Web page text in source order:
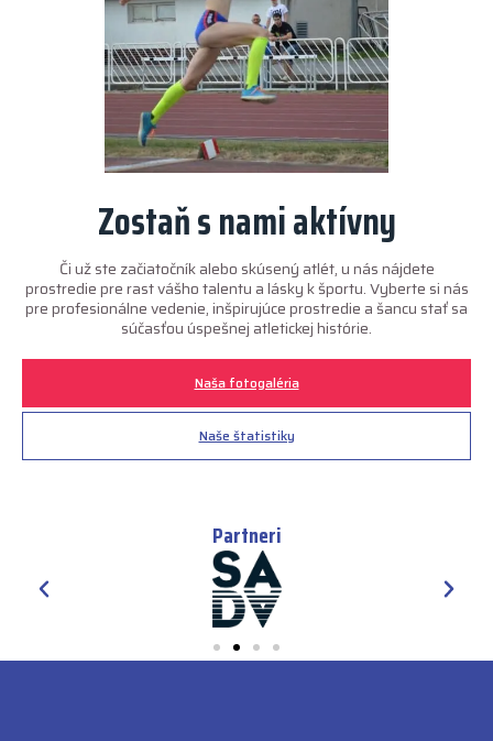
Zostaň s nami aktívny
Či už ste začiatočník alebo skúsený atlét, u nás nájdete
prostredie pre rast vášho talentu a lásky k športu. Vyberte si nás
pre profesionálne vedenie, inšpirujúce prostredie a šancu stať sa
súčasťou úspešnej atletickej histórie.
Naša fotogaléria
Naše štatistiky
Partneri